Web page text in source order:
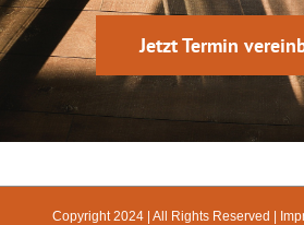
Jetzt Termin
Copyright 2024 | All Rights Reserved |